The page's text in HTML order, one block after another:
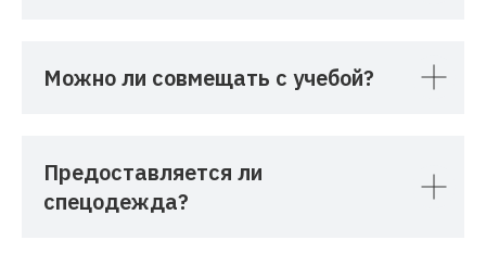
Можно ли совмещать с учебой?
Предоставляется ли
спецодежда?